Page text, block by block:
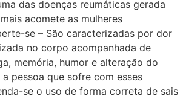
das doenças reumáticas gerada
acomete as mulheres
se – São caracterizadas por dor
no corpo acompanhada de
memória, humor e alteração do
pessoa que sofre com esses
se o uso de forma correta de sais